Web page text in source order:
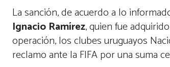
La sanción, de acuerdo a lo
Ignacio Ramírez, quien fue
operación, los clubes uruguayos
reclamo ante la FIFA por una suma